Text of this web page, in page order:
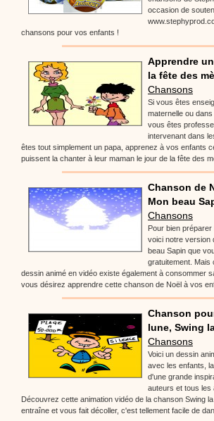
occasion de
chansons pour vos enfants !
Apprendre
la fête des
Chansons
Si vous êtes
maternelle ou
vous êtes
intervenant dans
êtes tout simplement un papa, apprenez à vos enfants
puissent la chanter à leur maman le jour de la fête des
Chanson de
Mon beau
Chansons
Pour bien
voici notre version
beau Sapin que
gratuitement. Mais
dessin animé en vidéo existe également à consommer
vous désirez apprendre cette chanson de Noël à vos
Chanson
lune, Swing
Chansons
Voici un dessin
avec les enfants,
d'une grande
auteurs et tous les
Découvrez cette animation vidéo de la chanson Swing
entraîne et vous fait décoller, c'est tellement facile de